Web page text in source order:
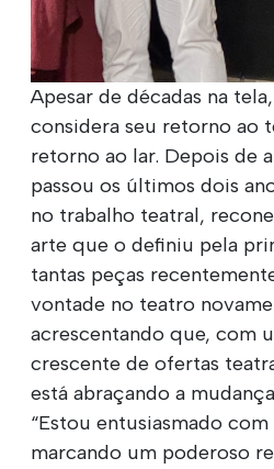
Apesar de décadas na
considera seu retorno ao
retorno ao lar. Depois de
passou os últimos dois
no trabalho teatral,
arte que o definiu pela
tantas peças
vontade no teatro
acrescentando que, com
crescente de ofertas
está abraçando a
“Estou entusiasmado
marcando um poderoso